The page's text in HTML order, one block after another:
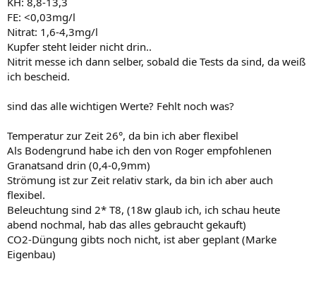
FE: <0,03mg/l
Nitrat: 1,6-4,3mg/l
Kupfer steht leider nicht drin..
Nitrit messe ich dann selber, sobald die Tests da sind, da weiß
ich bescheid.
sind das alle wichtigen Werte? Fehlt noch was?
Temperatur zur Zeit 26°, da bin ich aber flexibel
Als Bodengrund habe ich den von Roger empfohlenen
Granatsand drin (0,4-0,9mm)
Strömung ist zur Zeit relativ stark, da bin ich aber auch
flexibel.
Beleuchtung sind 2* T8, (18w glaub ich, ich schau heute
abend nochmal, hab das alles gebraucht gekauft)
CO2-Düngung gibts noch nicht, ist aber geplant (Marke
Eigenbau)